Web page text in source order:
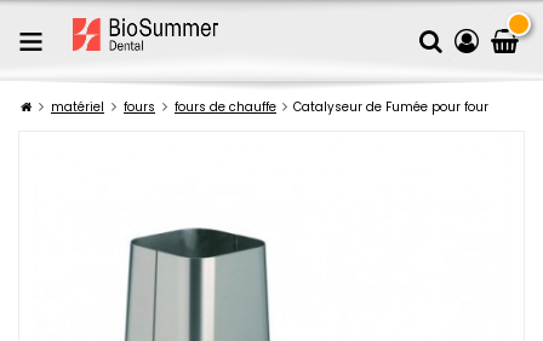
matériel fours fours de chauffe Catalyseur de Fumée pour four